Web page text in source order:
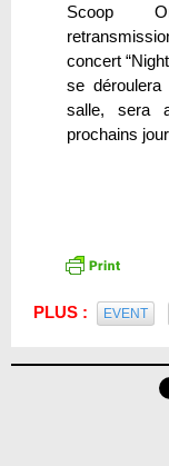
Scoop
concert
se
salle, sera
prochains
PLUS : EVENT